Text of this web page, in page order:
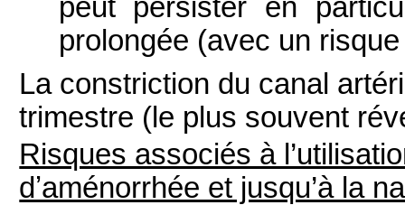
peut persister en
prolongée (avec un
La constriction du canal
trimestre (le plus souvent
Risques associés à
dʼaménorrhée et jusqu’à la